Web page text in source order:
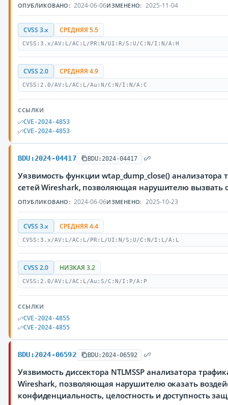
ОПУБЛИКОВАНО: 2024-06-06ИЗМЕНЕНО: 2025-11-04
CVSS 3.x СРЕДНЯЯ 5.5
CVSS:3.x/AV:L/AC:L/PR:N/UI:R/S:U/C:N/I:N/A:H
CVSS 2.0 СРЕДНЯЯ 4.9
CVSS:2.0/AV:L/AC:L/Au:N/C:N/I:N/A:C
ССЫЛКИ
CVE-2024-4853
CVE-2024-4853
BDU:2024-04417 BDU:2024-04417
Уязвимость функции wtap_dump_close()
сетей Wireshark, позволяющая нарушителю вызвать
ОПУБЛИКОВАНО: 2024-06-06ИЗМЕНЕНО: 2025-10-23
CVSS 3.x СРЕДНЯЯ 4.4
CVSS:3.x/AV:L/AC:L/PR:L/UI:N/S:U/C:N/I:L/A:L
CVSS 2.0 НИЗКАЯ 3.2
CVSS:2.0/AV:L/AC:L/Au:S/C:N/I:P/A:P
ССЫЛКИ
CVE-2024-4855
CVE-2024-4855
BDU:2024-06592 BDU:2024-06592
Уязвимость диссектора NTLMSSP анализатора
Wireshark, позволяющая нарушителю оказать
конфиденциальность, целостность и доступность